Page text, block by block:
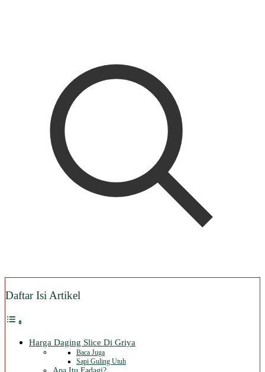
Daftar Isi Artikel
Harga Daging Slice Di Griya
Baca Juga
Sapi Guling Utuh